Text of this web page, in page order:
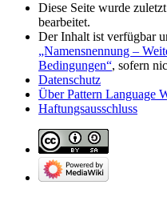
Diese Seite wurde
bearbeitet.
Der Inhalt ist verfügbar
„Namensnennung –
Bedingungen“, sofern
Datenschutz
Über Pattern Language
Haftungsausschluss